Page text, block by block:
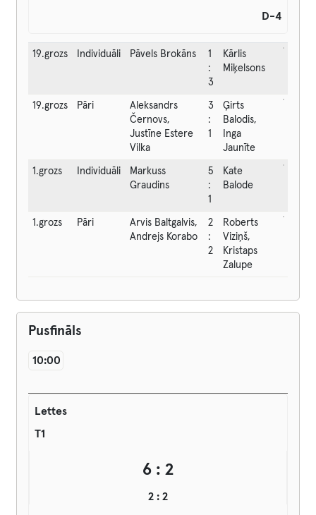
D-4
19.grozs Individuāli Pāvels Brokāns
1
:
3
Kārlis
Miķelsons
19.grozs Pāri
Aleksandrs
Černovs,
Justīne Estere
Vilka
3
:
1
Ģirts
Balodis,
Inga
Jaunīte
1.grozs Individuāli
Markuss
Graudins
5
:
1
Kate
Balode
1.grozs Pāri
Arvis Baltgalvis,
Andrejs Korabo
2
:
2
Roberts
Viziņš,
Kristaps
Zalupe
Pusfināls
10:00
Lettes
T1
6 : 2
2 : 2